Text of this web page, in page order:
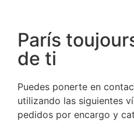
París
de ti
Puedes ponerte en
utilizando las siguientes
pedidos por encargo y